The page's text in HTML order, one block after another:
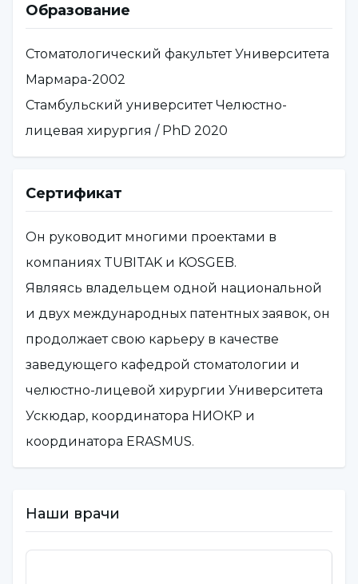
докторанта на кафедре челюстно-лицевой
Университета Ускюдар.
Образование
Стоматологический факультет Университета
Мармара-2002
Стамбульский университет Челюстно-
лицевая хирургия / PhD 2020
Сертификат
Он руководит многими проектами в
компаниях TUBITAK и KOSGEB.
Являясь владельцем одной национальной
и двух международных патентных заявок, он
продолжает свою карьеру в качестве
заведующего кафедрой стоматологии и
челюстно-лицевой хирургии Университета
Ускюдар, координатора НИОКР и
координатора ERASMUS.
Наши врачи